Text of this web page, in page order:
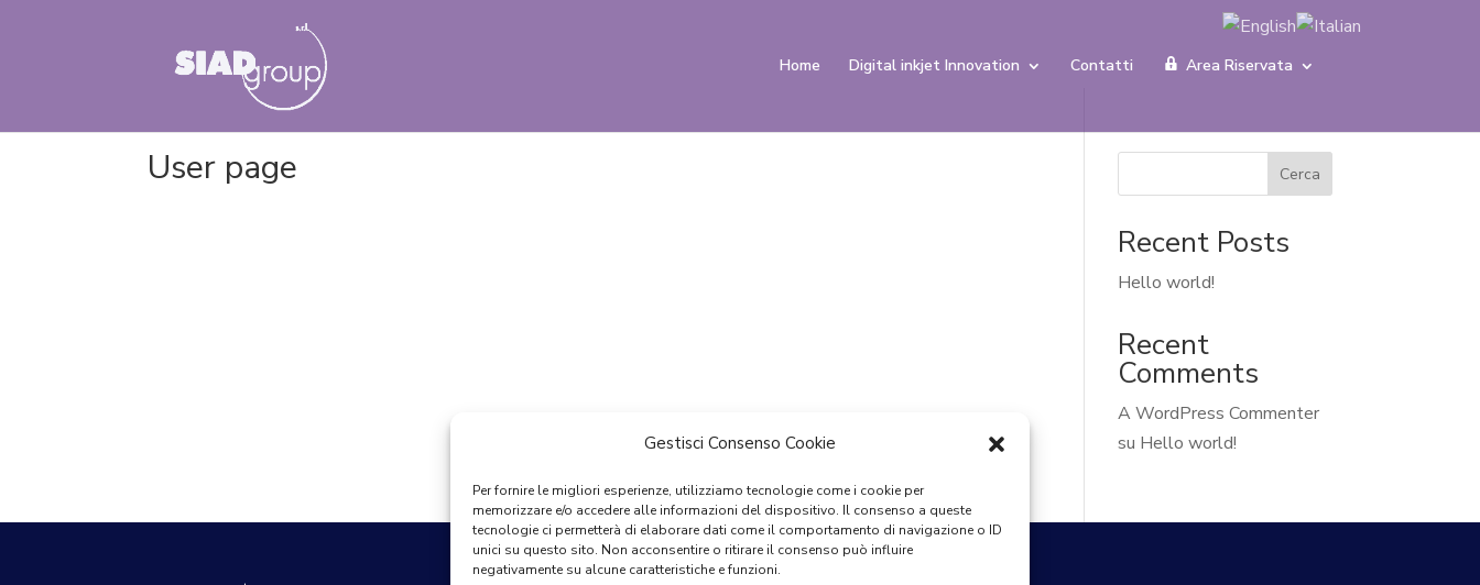
Gestisci Consenso Cookie
Per fornire le migliori esperienze, utilizziamo tecnologie come i cookie per
memorizzare e/o accedere alle informazioni del dispositivo. Il consenso a queste
tecnologie ci permetterà di elaborare dati come il comportamento di navigazione o ID
unici su questo sito. Non acconsentire o ritirare il consenso può influire
negativamente su alcune caratteristiche e funzioni.
Home Digital inkjet Innovation Contatti Area Riservata
User page Cerca
Recent Posts
Hello world!
Recent
Comments
A WordPress Commenter
su Hello world!